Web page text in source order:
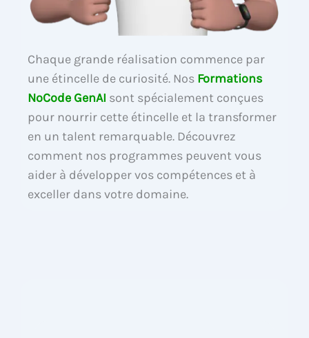
Chaque grande réalisation commence par
une étincelle de curiosité. Nos Formations
NoCode GenAI sont spécialement conçues
pour nourrir cette étincelle et la transformer
en un talent remarquable. Découvrez
comment nos programmes peuvent vous
aider à développer vos compétences et à
exceller dans votre domaine.